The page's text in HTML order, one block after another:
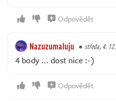
Odpovědět
Nazuzumaluju středa, 4.
4 body ... dost nice :-)
Odpovědět